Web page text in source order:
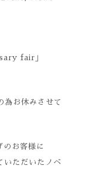
fair」
為お休みさせて
お客様に
ただいたノベ